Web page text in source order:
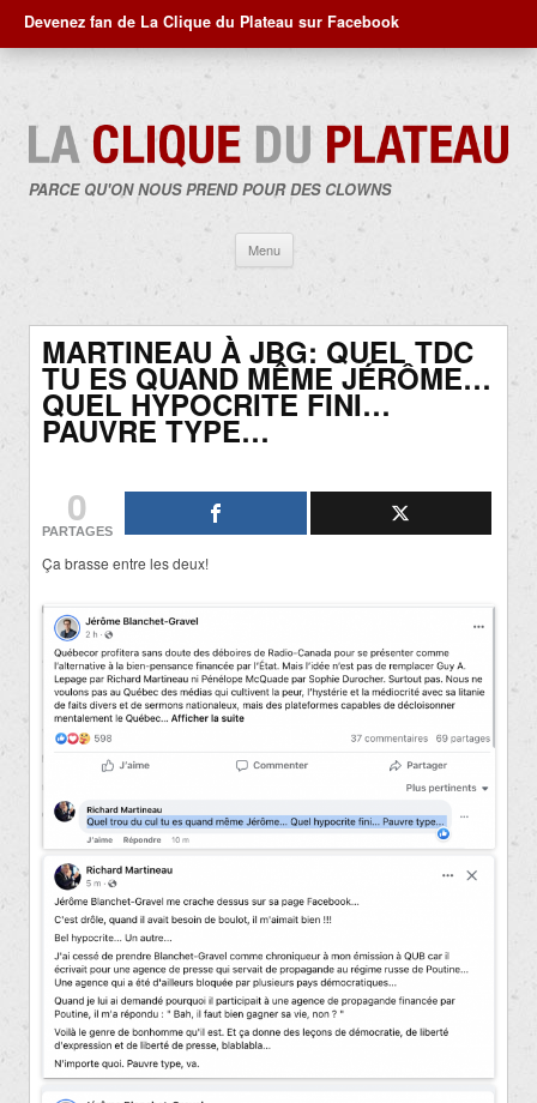
Devenez fan de La Clique du Plateau sur Facebook
PARCE QU'ON NOUS PREND POUR DES CLOWNS
Menu
contenu
MARTINEAU À JBG: QUEL TDC
TU ES QUAND MÊME JÉRÔME…
QUEL HYPOCRITE FINI…
PAUVRE TYPE…
0
PARTAGES
Ça brasse entre les deux!